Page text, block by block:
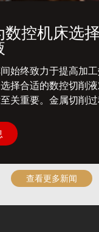
数控机床选
始终致力于提高加
择合适的数控切削
关重要。金属切削
查看更多新闻